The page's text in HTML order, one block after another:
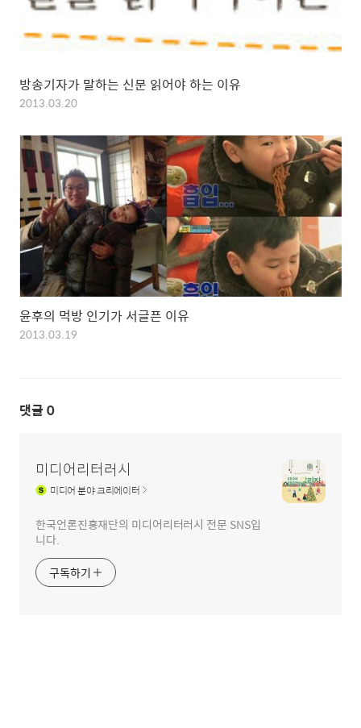
방송기자가 말하는 신문 읽어야 하는 이유
2013.03.20
윤후의 먹방 인기가 서글픈 이유
2013.03.19
댓글 0
미디어리터러시
미디어분야 크리에이터
한국언론진흥재단의 미디어리터러시 전문 SNS입
니다.
구독하기